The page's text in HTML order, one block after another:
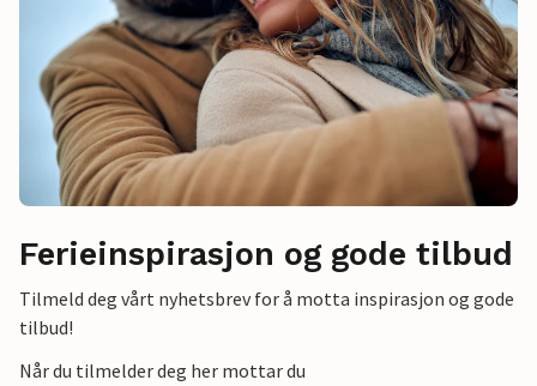
Ferieinspirasjon og gode tilbud
Tilmeld deg vårt nyhetsbrev for å motta inspirasjon og gode
tilbud!
Når du tilmelder deg her mottar du